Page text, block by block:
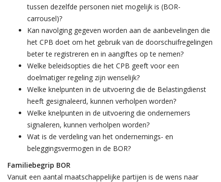
tussen dezelfde personen niet mogelijk is (BOR-
carrousel)?
Kan navolging gegeven worden aan de aanbevelingen die
het CPB doet om het gebruik van de doorschuifregelingen
beter te registreren en in aangiftes op te nemen?
Welke beleidsopties die het CPB geeft voor een
doelmatiger regeling zijn wenselijk?
Welke knelpunten in de uitvoering die de Belastingdienst
heeft gesignaleerd, kunnen verholpen worden?
Welke knelpunten in de uitvoering die ondernemers
signaleren, kunnen verholpen worden?
Wat is de verdeling van het ondernemings- en
beleggingsvermogen in de BOR?
Familiebegrip BOR
Vanuit een aantal maatschappelijke partijen is de wens naar